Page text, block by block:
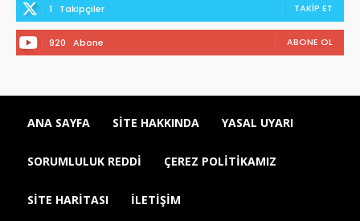
1 Takipçiler TAKIP ET
920 Abone ABONE OL
ANA SAYFA SITE HAKKINDA YASAL UYARI
SORUMLULUK REDDI ÇEREZ POLITIKAMIZ
SITE HARITASI İLETIŞIM